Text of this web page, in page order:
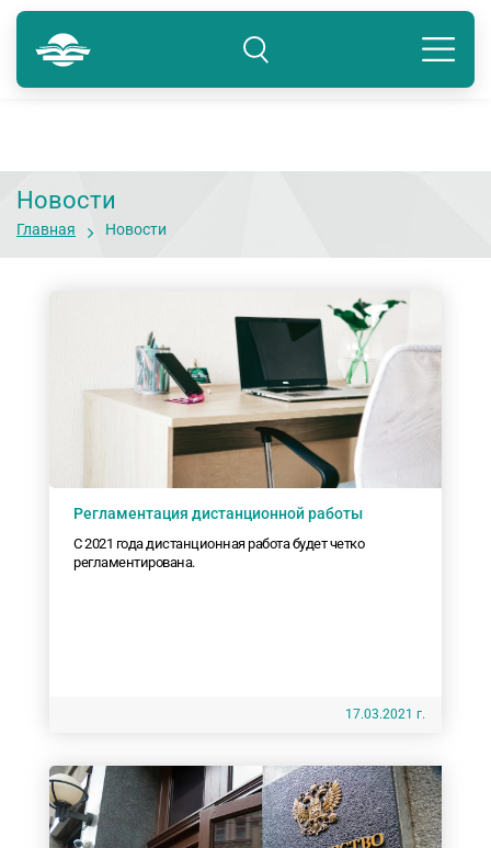
Краснодар
Подразделение: Краснодар
8 800 234-80-99
Новости
Главная Новости
Регламентация дистанционной работы
С 2021 года дистанционная работа будет четко
регламентирована.
17.03.2021 г.